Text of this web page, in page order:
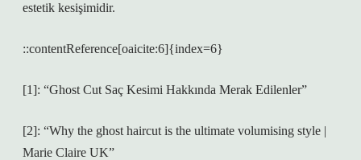
estetik kesişimidir.
::contentReference[oaicite:6]{index=6}
[1]: “Ghost Cut Saç Kesimi Hakkında Merak Edilenler”
[2]: “Why the ghost haircut is the ultimate volumising style |
Marie Claire UK”